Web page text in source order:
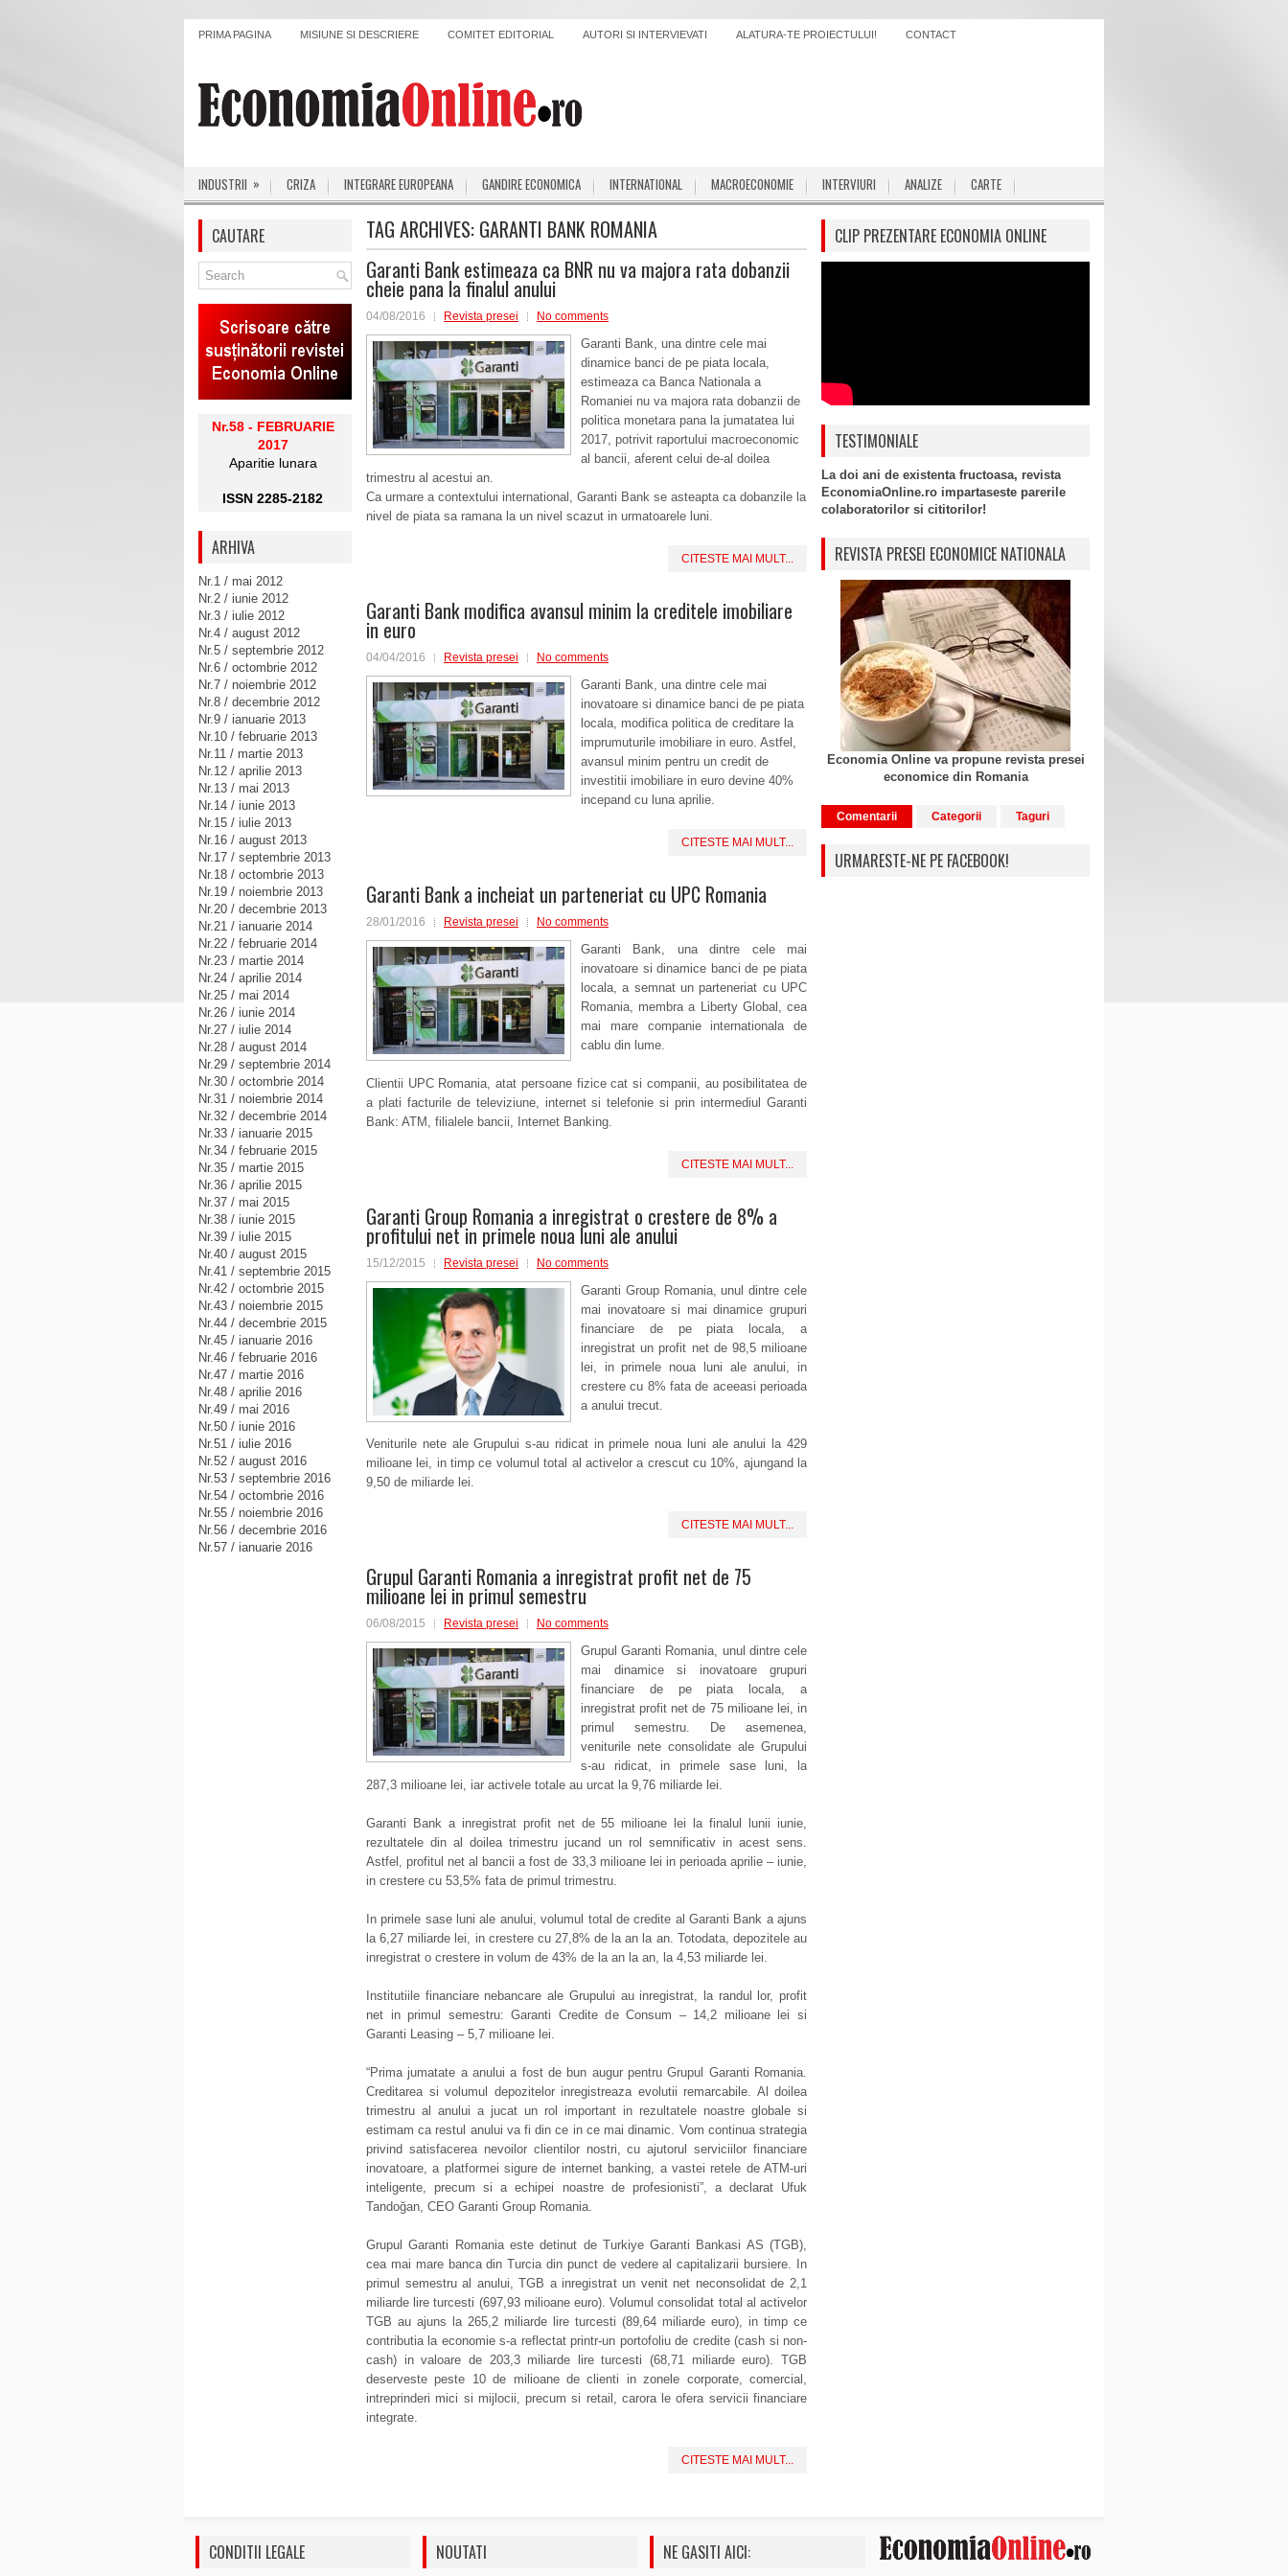
PRIMA PAGINA MISIUNE SI DESCRIERE COMITET EDITORIAL AUTORI SI INTERVIEVATI ALATURA-TE PROIECTULUI! CONTACT
INDUSTRII » CRIZA INTEGRARE EUROPEANA GANDIRE ECONOMICA INTERNATIONAL MACROECONOMIE INTERVIURI ANALIZE CARTE
TAG ARCHIVES: GARANTI BANK ROMANIA
Garanti Bank estimeaza ca BNR nu va majora rata dobanzii
cheie pana la finalul anului
04/08/2016 Revista presei No comments
Garanti Bank, una dintre cele mai
dinamice banci de pe piata locala,
estimeaza ca Banca Nationala a
Romaniei nu va majora rata dobanzii de
politica monetara pana la jumatatea lui
2017, potrivit raportului macroeconomic
al bancii, aferent celui de-al doilea
trimestru al acestui an.
Ca urmare a contextului international, Garanti Bank se asteapta ca dobanzile la
nivel de piata sa ramana la un nivel scazut in urmatoarele luni.
CITESTE MAI MULT...
Garanti Bank modifica avansul minim la creditele imobiliare
in euro
04/04/2016 Revista presei No comments
Garanti Bank, una dintre cele mai
inovatoare si dinamice banci de pe piata
locala, modifica politica de creditare la
imprumuturile imobiliare in euro. Astfel,
avansul minim pentru un credit de
investitii imobiliare in euro devine 40%
incepand cu luna aprilie.
CITESTE MAI MULT...
Garanti Bank a incheiat un parteneriat cu UPC Romania
28/01/2016 Revista presei No comments
Garanti Bank, una dintre cele mai
inovatoare si dinamice banci de pe piata
locala, a semnat un parteneriat cu UPC
Romania, membra a Liberty Global, cea
mai mare companie internationala de
cablu din lume.
Clientii UPC Romania, atat persoane fizice cat si companii, au posibilitatea de
a plati facturile de televiziune, internet si telefonie si prin intermediul Garanti
Bank: ATM, filialele bancii, Internet Banking.
CITESTE MAI MULT...
Garanti Group Romania a inregistrat o crestere de 8% a
profitului net in primele noua luni ale anului
15/12/2015 Revista presei No comments
Garanti Group Romania, unul dintre cele
mai inovatoare si mai dinamice grupuri
financiare de pe piata locala, a
inregistrat un profit net de 98,5 milioane
lei, in primele noua luni ale anului, in
crestere cu 8% fata de aceeasi perioada
a anului trecut.
Veniturile nete ale Grupului s-au ridicat in primele noua luni ale anului la 429
milioane lei, in timp ce volumul total al activelor a crescut cu 10%, ajungand la
9,50 de miliarde lei.
CITESTE MAI MULT...
Grupul Garanti Romania a inregistrat profit net de 75
milioane lei in primul semestru
06/08/2015 Revista presei No comments
Grupul Garanti Romania, unul dintre cele
mai dinamice si inovatoare grupuri
financiare de pe piata locala, a
inregistrat profit net de 75 milioane lei, in
primul semestru. De asemenea,
veniturile nete consolidate ale Grupului
s-au ridicat, in primele sase luni, la
287,3 milioane lei, iar activele totale au urcat la 9,76 miliarde lei.
Garanti Bank a inregistrat profit net de 55 milioane lei la finalul lunii iunie,
rezultatele din al doilea trimestru jucand un rol semnificativ in acest sens.
Astfel, profitul net al bancii a fost de 33,3 milioane lei in perioada aprilie – iunie,
in crestere cu 53,5% fata de primul trimestru.
In primele sase luni ale anului, volumul total de credite al Garanti Bank a ajuns
la 6,27 miliarde lei, in crestere cu 27,8% de la an la an. Totodata, depozitele au
inregistrat o crestere in volum de 43% de la an la an, la 4,53 miliarde lei.
Institutiile financiare nebancare ale Grupului au inregistrat, la randul lor, profit
net in primul semestru: Garanti Credite de Consum – 14,2 milioane lei si
Garanti Leasing – 5,7 milioane lei.
“Prima jumatate a anului a fost de bun augur pentru Grupul Garanti Romania.
Creditarea si volumul depozitelor inregistreaza evolutii remarcabile. Al doilea
trimestru al anului a jucat un rol important in rezultatele noastre globale si
estimam ca restul anului va fi din ce in ce mai dinamic. Vom continua strategia
privind satisfacerea nevoilor clientilor nostri, cu ajutorul serviciilor financiare
inovatoare, a platformei sigure de internet banking, a vastei retele de ATM-uri
inteligente, precum si a echipei noastre de profesionisti”, a declarat Ufuk
Tandoğan, CEO Garanti Group Romania.
Grupul Garanti Romania este detinut de Turkiye Garanti Bankasi AS (TGB),
cea mai mare banca din Turcia din punct de vedere al capitalizarii bursiere. In
primul semestru al anului, TGB a inregistrat un venit net neconsolidat de 2,1
miliarde lire turcesti (697,93 milioane euro). Volumul consolidat total al activelor
TGB au ajuns la 265,2 miliarde lire turcesti (89,64 miliarde euro), in timp ce
contributia la economie s-a reflectat printr-un portofoliu de credite (cash si non-
cash) in valoare de 203,3 miliarde lire turcesti (68,71 miliarde euro). TGB
deserveste peste 10 de milioane de clienti in zonele corporate, comercial,
intreprinderi mici si mijlocii, precum si retail, carora le ofera servicii financiare
integrate.
CITESTE MAI MULT...
CAUTARE
Nr.58 - FEBRUARIE
2017
Aparitie lunara
ISSN 2285-2182
ARHIVA
Nr.1 / mai 2012
Nr.2 / iunie 2012
Nr.3 / iulie 2012
Nr.4 / august 2012
Nr.5 / septembrie 2012
Nr.6 / octombrie 2012
Nr.7 / noiembrie 2012
Nr.8 / decembrie 2012
Nr.9 / ianuarie 2013
Nr.10 / februarie 2013
Nr.11 / martie 2013
Nr.12 / aprilie 2013
Nr.13 / mai 2013
Nr.14 / iunie 2013
Nr.15 / iulie 2013
Nr.16 / august 2013
Nr.17 / septembrie 2013
Nr.18 / octombrie 2013
Nr.19 / noiembrie 2013
Nr.20 / decembrie 2013
Nr.21 / ianuarie 2014
Nr.22 / februarie 2014
Nr.23 / martie 2014
Nr.24 / aprilie 2014
Nr.25 / mai 2014
Nr.26 / iunie 2014
Nr.27 / iulie 2014
Nr.28 / august 2014
Nr.29 / septembrie 2014
Nr.30 / octombrie 2014
Nr.31 / noiembrie 2014
Nr.32 / decembrie 2014
Nr.33 / ianuarie 2015
Nr.34 / februarie 2015
Nr.35 / martie 2015
Nr.36 / aprilie 2015
Nr.37 / mai 2015
Nr.38 / iunie 2015
Nr.39 / iulie 2015
Nr.40 / august 2015
Nr.41 / septembrie 2015
Nr.42 / octombrie 2015
Nr.43 / noiembrie 2015
Nr.44 / decembrie 2015
Nr.45 / ianuarie 2016
Nr.46 / februarie 2016
Nr.47 / martie 2016
Nr.48 / aprilie 2016
Nr.49 / mai 2016
Nr.50 / iunie 2016
Nr.51 / iulie 2016
Nr.52 / august 2016
Nr.53 / septembrie 2016
Nr.54 / octombrie 2016
Nr.55 / noiembrie 2016
Nr.56 / decembrie 2016
Nr.57 / ianuarie 2016
CLIP PREZENTARE ECONOMIA ONLINE
TESTIMONIALE
La doi ani de existenta fructoasa, revista
EconomiaOnline.ro impartaseste parerile
colaboratorilor si cititorilor!
REVISTA PRESEI ECONOMICE NATIONALA
Economia Online va propune revista presei
economice din Romania
Comentarii Categorii Taguri
URMARESTE-NE PE FACEBOOK!
CONDITII LEGALE NOUTATI NE GASITI AICI: